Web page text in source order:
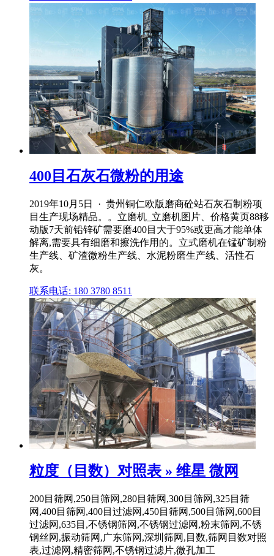
400目石灰石微粉的用途
2019年10月5日 · 贵州铜仁欧版磨商砼站石灰石制粉项
目生产现场精品。。立磨机_立磨机图片、价格黄页88移
动版7天前铅锌矿需要磨400目大于95%或更高才能单体
解离,需要具有细磨和擦洗作用的。立式磨机在锰矿制粉
生产线、矿渣微粉生产线、水泥粉磨生产线、活性石
灰。
联系电话: 180 3780 8511
粒度（目数）对照表 » 维星 微网
200目筛网,250目筛网,280目筛网,300目筛网,325目筛
网,400目筛网,400目过滤网,450目筛网,500目筛网,600目
过滤网,635目,不锈钢筛网,不锈钢过滤网,粉末筛网,不锈
钢丝网,振动筛网,广东筛网,深圳筛网,目数,筛网目数对照
表,过滤网,精密筛网,不锈钢过滤片,微孔加工